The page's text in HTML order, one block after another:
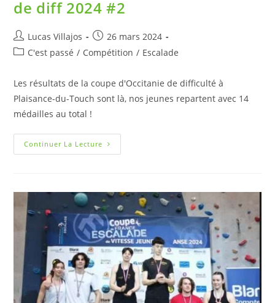
de diff 2024 #2
Lucas Villajos
26 mars 2024
C'est passé / Compétition / Escalade
Les résultats de la coupe d'Occitanie de difficulté à
Plaisance-du-Touch sont là, nos jeunes repartent avec 14
médailles au total !
Continuer La Lecture